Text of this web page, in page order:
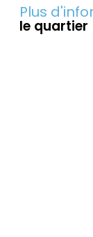
Plus
le quartier